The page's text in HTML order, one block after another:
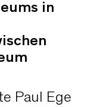
in
Paul Ege